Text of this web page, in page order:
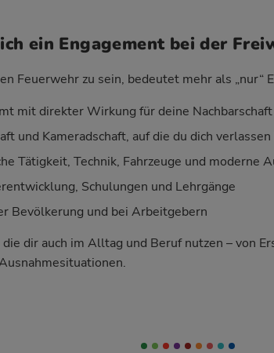
ein Engagement bei der
Feuerwehr zu sein, bedeutet mehr als „nur“
mit direkter Wirkung für deine Nachbarschaft
und Kameradschaft, auf die du dich
Tätigkeit, Technik, Fahrzeuge und moderne
Schulungen und Lehrgänge
Bevölkerung und bei Arbeitgebern
dir auch im Alltag und Beruf nutzen – von